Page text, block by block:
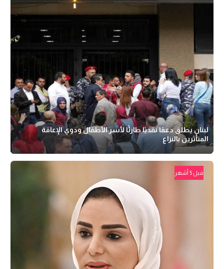
لبنان يطلق دعمًا نقديًا طارئًا لأسر الأطفال وذوي الإعاقة
المتأثرين بالنزاع
قبل 5 أشهر